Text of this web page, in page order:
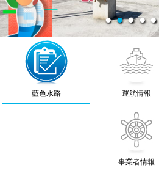
● ● ● ● ●
藍色水路 運航情報
事業者情報